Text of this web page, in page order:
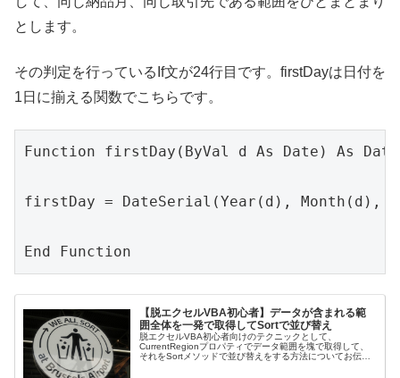
とします。
その判定を行っているIf文が24行目です。firstDayは日付を
1日に揃える関数でこちらです。
Function firstDay(ByVal d As Date) As Date
firstDay = DateSerial(Year(d), Month(d),
【脱エクセルVBA初心者】データが含まれる範
囲全体を一発で取得してSortで並び替え
脱エクセルVBA初心者向けのテクニックとして、
CurrentRegionプロパティでデータ範囲を塊で取得して、
それをSortメソッドで並び替えをする方法についてお伝え